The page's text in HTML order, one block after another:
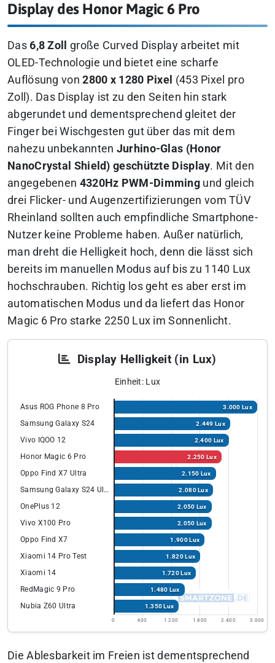
Display des Honor Magic 6 Pro
Das6,8 Zoll
große Curved Display arbeitet mit
OLED-Technologie und bietet eine scharfe
Auflösung von2800 x 1280 Pixel (453 Pixel pro
Zoll). Das Display ist zu den Seiten hin stark
abgerundet und dementsprechend gleitet der
Finger bei Wischgesten gut über das mit dem
nahezu unbekannten Jurhino-Glas (Honor
NanoCrystal Shield) geschützte Display. Mit den
angegebenen 4320Hz PWM-Dimming und gleich
drei Flicker- und Augenzertifizierungen vom TÜV
Rheinland sollten auch empfindliche Smartphone-
Nutzer keine Probleme haben. Außer natürlich,
man dreht die Helligkeit hoch, denn die lässt sich
bereits im manuellen Modus auf bis zu 1140 Lux
hochschrauben. Richtig los geht es aber erst im
automatischen Modus und da liefert das Honor
Magic 6 Pro starke 2250 Lux im Sonnenlicht.
Display Helligkeit (in Lux)
Einheit: Lux
Asus ROG Phone 8 Pro 3.000 Lux
Samsung Galaxy S24 2.449 Lux
Vivo IQOO 12 2.400 Lux
Honor Magic 6 Pro 2.250 Lux
Oppo Find X7 Ultra 2.150 Lux
Samsung Galaxy S24 Ultra 2.080 Lux
OnePlus 12 2.050 Lux
Vivo X100 Pro 2.050 Lux
Oppo Find X7 1.900 Lux
Xiaomi 14 Pro Test 1.820 Lux
Xiaomi 14 1.720 Lux
RedMagic 9 Pro 1.480 Lux
Nubia Z60 Ultra 1.350 Lux
0 600 1.200 1.800 2.400 3.000
Die Ablesbarkeit im Freien ist dementsprechend